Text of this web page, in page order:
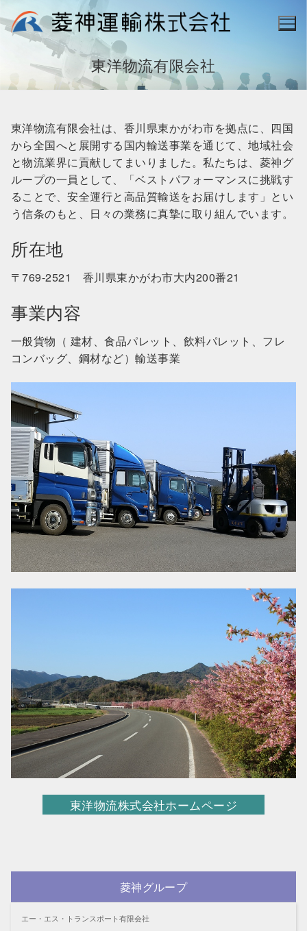
ン
へ
東洋物流有限会社
東洋物流有限会社は、香川県東かがわ市を拠点に、四国
から全国へと展開する国内輸送事業を通じて、地域社会
と物流業界に貢献してまいりました。私たちは、菱神グ
ループの一員として、「ベストパフォーマンスに挑戦す
ることで、安全運行と高品質輸送をお届けします」とい
う信条のもと、日々の業務に真摯に取り組んでいます。
所在地
〒769-2521 香川県東かがわ市大内200番21
事業内容
一般貨物（ 建材、食品パレット、飲料パレット、フレ
コンバッグ、鋼材など）輸送事業
東洋物流株式会社ホームページ
菱神グループ
エー・エス・トランスポート有限会社